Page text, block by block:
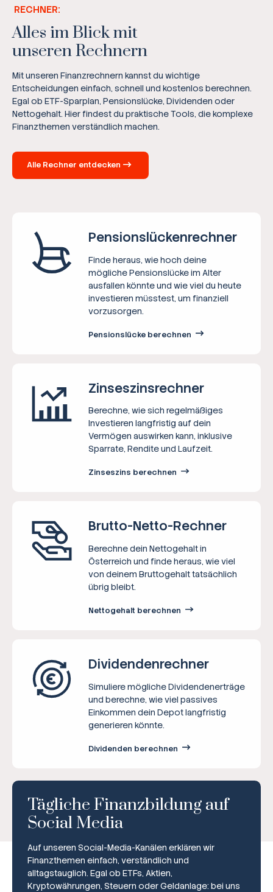
RECHNER:
Alles im Blick mit
unseren Rechnern
Mit unseren Finanzrechnern kannst du wichtige
Entscheidungen einfach, schnell und kostenlos berechnen.
Egal ob ETF-Sparplan, Pensionslücke, Dividenden oder
Nettogehalt. Hier findest du praktische Tools, die komplexe
Finanzthemen verständlich machen.
Alle Rechner entdecken
Pensions­lücken­rechner
Finde heraus, wie hoch deine
mögliche Pensionslücke im Alter
ausfallen könnte und wie viel du heute
investieren müsstest, um finanziell
vorzusorgen.
Pensionslücke berechnen
Zinseszins­rechner
Berechne, wie sich regelmäßiges
Investieren langfristig auf dein
Vermögen auswirken kann, inklusive
Sparrate, Rendite und Laufzeit.
Zinseszins berechnen
Brutto-Netto-­Rechner
Berechne dein Nettogehalt in
Österreich und finde heraus, wie viel
von deinem Bruttogehalt tatsächlich
übrig bleibt.
Nettogehalt berechnen
Dividenden­rechner
Simuliere mögliche Dividendenerträge
und berechne, wie viel passives
Einkommen dein Depot langfristig
generieren könnte.
Dividenden berechnen
Tägliche Finanzbildung auf
Social Media
Auf unseren Social-Media-Kanälen erklären wir
Finanzthemen einfach, verständlich und
alltagstauglich. Egal ob ETFs, Aktien,
Kryptowährungen, Steuern oder Geldanlage: bei uns